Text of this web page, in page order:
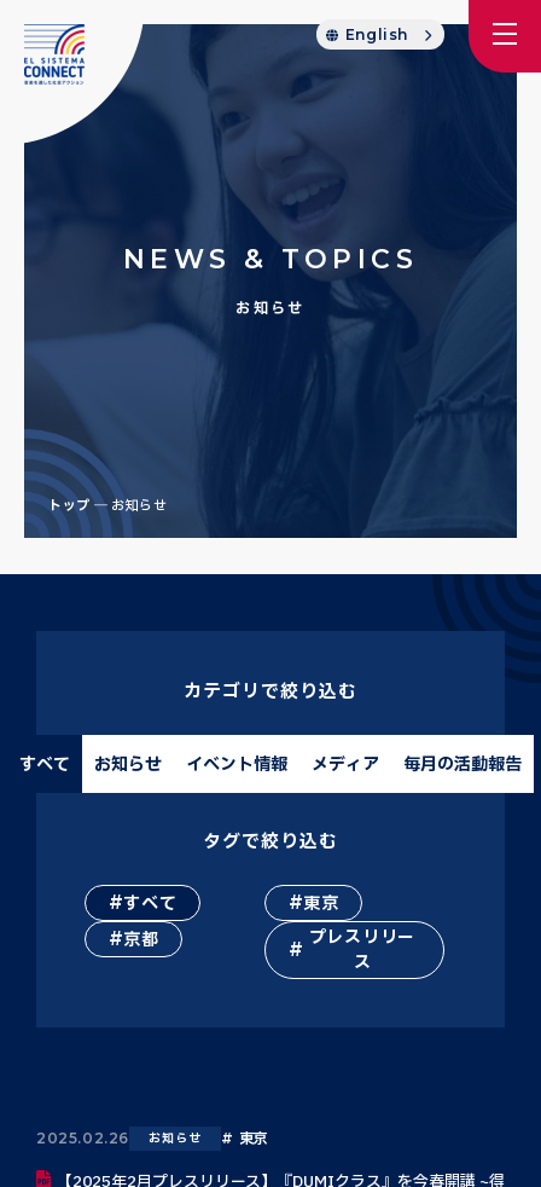
English
NEWS & TOPICS
お知らせ
トップ お知らせ
カテゴリで絞り込む
すべて お知らせ イベント情報 メディア 毎月の活動報告
タグで絞り込む
すべて
東京
京都
プレスリリー
ス
2025.02.26 お知らせ 東京
【2025年2月プレスリリース】『DUMIクラス』を今春開講 ~得